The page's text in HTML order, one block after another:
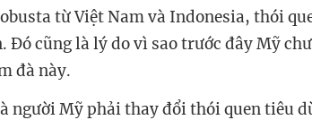
từ Việt Nam và Indonesia, thói
Đó cũng là lý do vì sao trước đây Mỹ
đà này.
người Mỹ phải thay đổi thói quen tiêu